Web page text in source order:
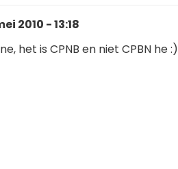
2010 - 13:18
het is CPNB en niet CPBN he :)